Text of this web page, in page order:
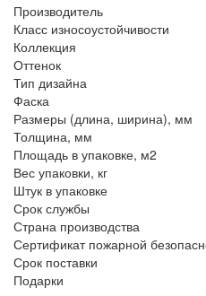
Производитель
Класс износоустойчивости
Коллекция
Оттенок
Тип дизайна
Фаска
Размеры (длина, ширина), мм
Толщина, мм
Площадь в упаковке, м2
Вес упаковки, кг
Штук в упаковке
Срок службы
Страна производства
Сертификат пожарной
Срок поставки
Подарки